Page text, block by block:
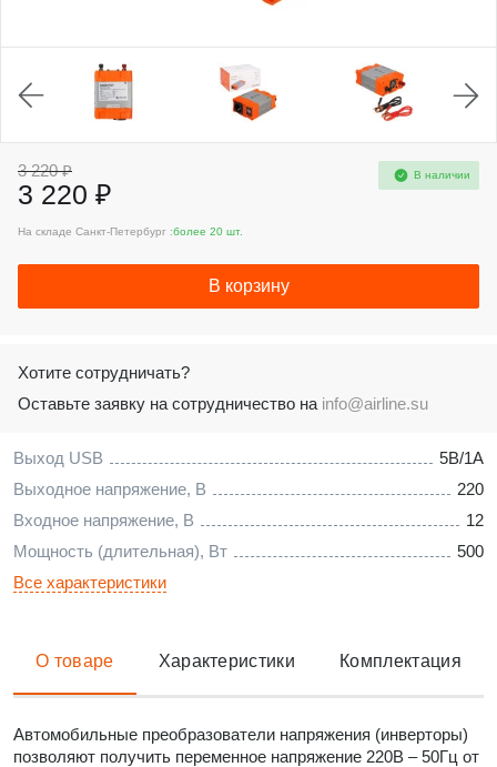
Выход USB
5В/1А
Выходное напряжение, В
220
Входное напряжение, В
12
Мощность (длительная), Вт
500
Все характеристики
3 220 ₽
3 220 ₽
В наличии
На складе Санкт-Петербург :более 20 шт.
В корзину
Хотите сотрудничать?
Оставьте заявку на сотрудничество на info@airline.su
О товаре Характеристики Комплектация
Автомобильные преобразователи напряжения (инверторы)
позволяют получить переменное напряжение 220В – 50Гц от